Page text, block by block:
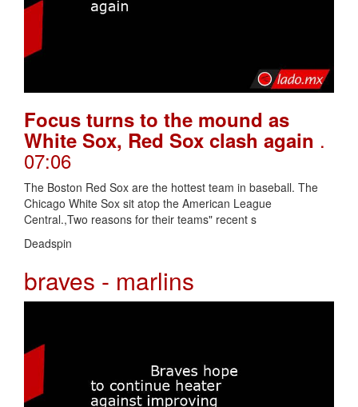
Focus turns to the mound as
White Sox, Red Sox clash again .
07:06
The Boston Red Sox are the hottest team in baseball. The
Chicago White Sox sit atop the American League
Central.,Two reasons for their teams" recent s
Deadspin
braves - marlins